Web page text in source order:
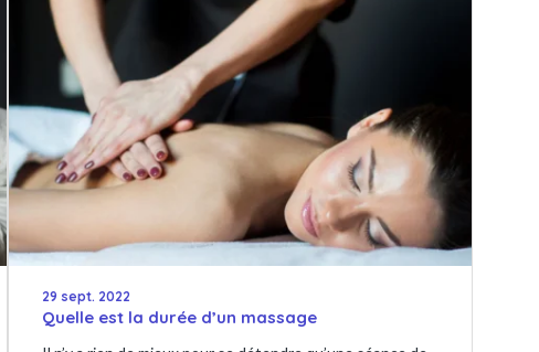
29 sept. 2022
Quelle est la durée d’un massage